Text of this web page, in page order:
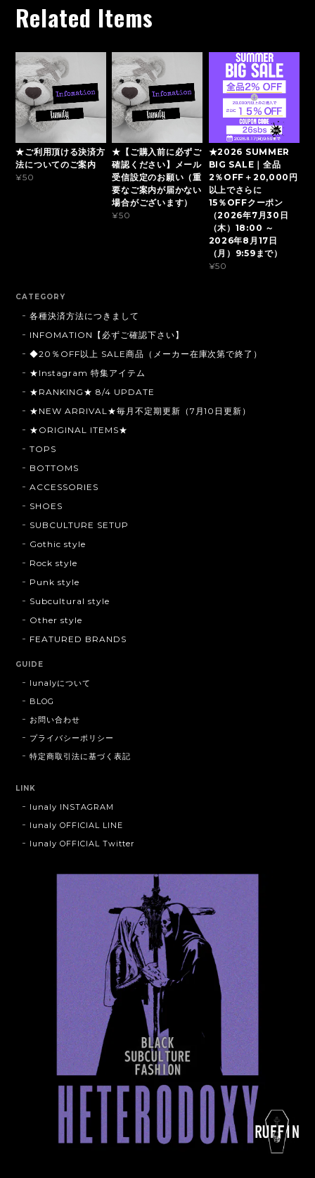
Related Items
★ご利用頂ける決済方
法についてのご案内
¥50
★【ご購入前に必ずご
確認ください】メール
受信設定のお願い（重
要なご案内が届かない
場合がございます）
¥50
★2026 SUMMER
BIG SALE｜全品
2％OFF＋20,000円
以上でさらに
15％OFFクーポン
（2026年7月30日
（木）18:00 ～
2026年8月17日
（月）9:59まで）
¥50
CATEGORY
各種決済方法につきまして
INFOMATION【必ずご確認下さい】
◆20％OFF以上 SALE商品（メーカー在庫次第で終了）
★Instagram 特集アイテム
★RANKING★ 8/4 UPDATE
★NEW ARRIVAL★毎月不定期更新（7月10日更新）
★ORIGINAL ITEMS★
TOPS
BOTTOMS
ACCESSORIES
SHOES
SUBCULTURE SETUP
Gothic style
Rock style
Punk style
Subcultural style
Other style
FEATURED BRANDS
GUIDE
lunalyについて
BLOG
お問い合わせ
プライバシーポリシー
特定商取引法に基づく表記
LINK
lunaly INSTAGRAM
lunaly OFFICIAL LINE
lunaly OFFICIAL Twitter